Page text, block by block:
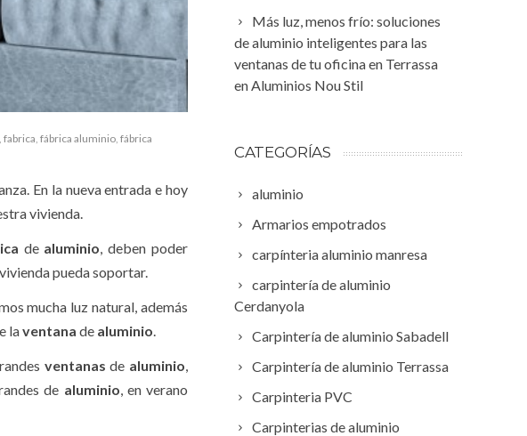
fabrica fábrica aluminio fábrica
En la nueva entrada e hoy
vivienda.
de aluminio , deben poder
pueda soportar.
mucha luz natural, además
laventana de aluminio
ventanas de aluminio
de aluminio , en verano
Más luz, menos frío: soluciones
de aluminio inteligentes para las
ventanas de tu oficina en Terrassa
en Aluminios Nou Stil
CATEGORÍAS
aluminio
Armarios empotrados
carpínteria aluminio manresa
carpintería de aluminio
Cerdanyola
Carpintería de aluminio Sabadell
Carpintería de aluminio Terrassa
Carpinteria PVC
Carpinterias de aluminio